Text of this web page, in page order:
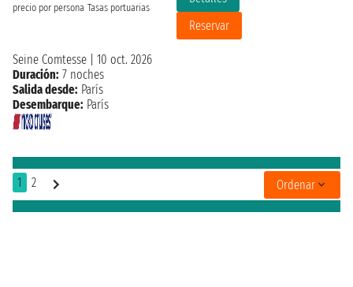
precio por persona Tasas portuarias
Reservar
Seine Comtesse
10 oct. 2026
Duración: 7 noches
Salida desde: París
Desembarque: París
1 2 Ordenar